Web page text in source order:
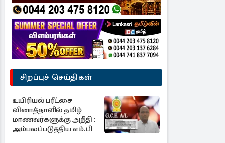
சிறப்புச் செய்திகள்
உயிரியல் பரீட்சை
வினாத்தாளில் தமிழ்
மாணவர்களுக்கு அநீதி :
அம்பலப்படுத்திய எம்.பி